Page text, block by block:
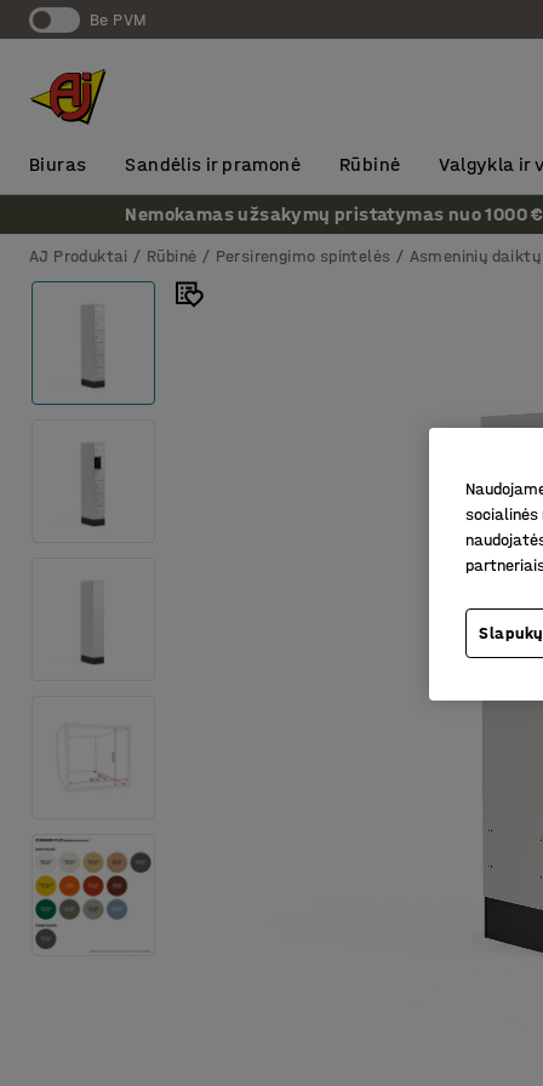
Be PVM
Biuras Sandėlis ir pramonė Rūbinė Valgykla ir
Nemokamas užsakymų pristatymas nuo 1000
AJ Produktai Rūbinė Persirengimo spintelės Asmeninių
socialinės